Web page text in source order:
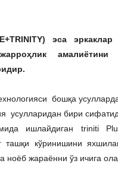
эса
жарроҳлик
бошқа
усулларидан бири
ишлайдиган triniti
кўринишини
ноёб жараённи ўз ичига